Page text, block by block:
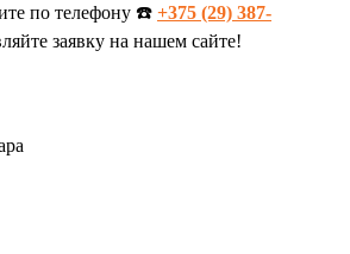
по телефону ☎️ +375 (29) 387-
заявку на нашем сайте!